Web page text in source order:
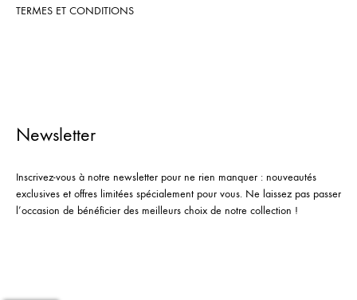
TERMES ET CONDITIONS
Newsletter
Inscrivez-vous à notre newsletter pour ne rien manquer : nouveautés
exclusives et offres limitées spécialement pour vous. Ne laissez pas passer
l’occasion de bénéficier des meilleurs choix de notre collection !